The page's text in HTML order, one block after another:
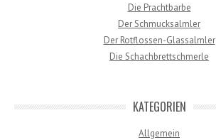
Die Prachtbarbe
Der Schmucksalmler
Der Rotflossen-Glassalmler
Die Schachbrettschmerle
KATEGORIEN
Allgemein